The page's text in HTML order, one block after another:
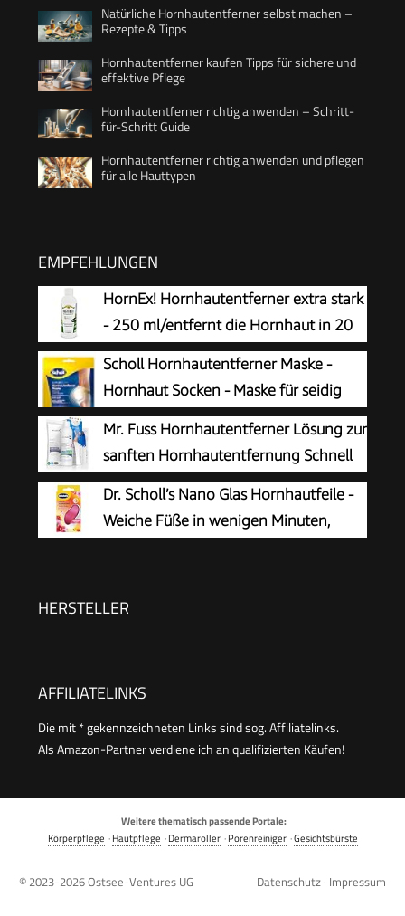
Natürliche Hornhautentferner selbst machen –
Rezepte & Tipps
Hornhautentferner kaufen Tipps für sichere und
effektive Pflege
Hornhautentferner richtig anwenden – Schritt-
für-Schritt Guide
Hornhautentferner richtig anwenden und pflegen
für alle Hauttypen
EMPFEHLUNGEN
HornEx! Hornhautentferner extra stark
- 250 ml/entfernt die Hornhaut in 20
Minuten
Scholl Hornhautentferner Maske -
Hornhaut Socken - Maske für seidig
weiche Füße
Mr. Fuss Hornhautentferner Lösung zur
sanften Hornhautentfernung Schnell
erweichende Lotion 250ml No. 4 im
Plus Pack. Fußpflege Pediküre Set ohne
Schleifen mit Sofort-Effekt.
Dr. Scholl’s Nano Glas Hornhautfeile -
Weiche Füße in wenigen Minuten,
Trockene Füße, Hornhaut Entfernen Fuß,
HERSTELLER
AFFILIATELINKS
Die mit * gekennzeichneten Links sind sog. Affiliatelinks.
Als Amazon-Partner verdiene ich an qualifizierten Käufen!
Weitere thematisch passende Portale:
Körperpflege ·Hautpflege ·Dermaroller·Porenreiniger·Gesichtsbürste
© 2023-2026Ostsee-Ventures UG Datenschutz · Impressum